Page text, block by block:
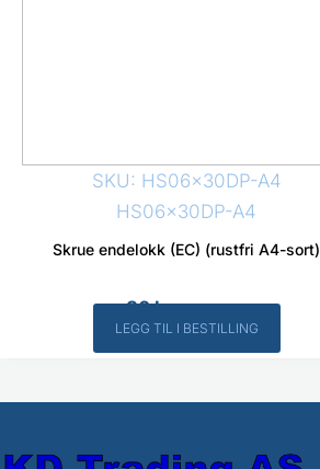
SKU: HS06x30DP-A4
HS06x30DP-A4
Skrue endelokk (EC) (rustfri A4-sort)
30kr Inkl. MVA
LEGG TIL I BESTILLING